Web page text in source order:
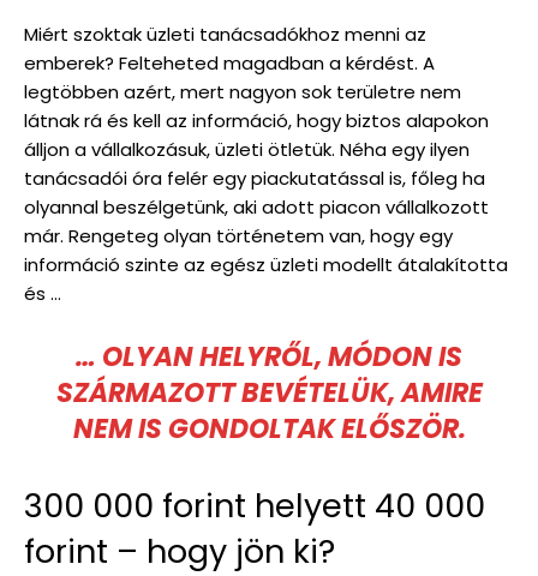
Miért szoktak üzleti tanácsadókhoz menni az
emberek? Felteheted magadban a kérdést. A
legtöbben azért, mert nagyon sok területre nem
látnak rá és kell az információ, hogy biztos alapokon
álljon a vállalkozásuk, üzleti ötletük. Néha egy ilyen
tanácsadói óra felér egy piackutatással is, főleg ha
olyannal beszélgetünk, aki adott piacon vállalkozott
már. Rengeteg olyan történetem van, hogy egy
információ szinte az egész üzleti modellt átalakította
és …
… OLYAN HELYRŐL, MÓDON IS
SZÁRMAZOTT BEVÉTELÜK, AMIRE
NEM IS GONDOLTAK ELŐSZÖR.
300 000 forint helyett 40 000
forint – hogy jön ki?